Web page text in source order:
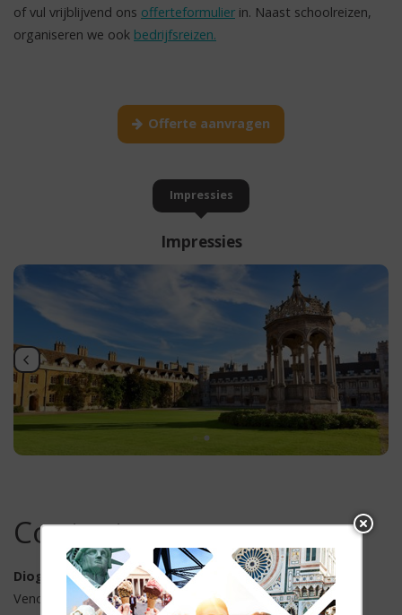
of vul vrijblijvend ons offerteformulier in. Naast schoolreizen,
organiseren we ook bedrijfsreizen.
Offerte aanvragen
Impressies
Impressies
Contact opnemen
Diogenes Reizen
Vendelier 61, 3905 PD Veenendaal